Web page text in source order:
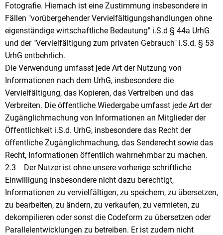
Fotografie. Hiernach ist eine Zustimmung insbesondere in
Fällen "vorübergehender Vervielfältigungshandlungen ohne
eigenständige wirtschaftliche Bedeutung" i.S.d § 44a UrhG
und der "Vervielfältigung zum privaten Gebrauch" i.S.d. § 53
UrhG entbehrlich.
Die Verwendung umfasst jede Art der Nutzung von
Informationen nach dem UrhG, insbesondere die
Vervielfältigung, das Kopieren, das Vertreiben und das
Verbreiten. Die öffentliche Wiedergabe umfasst jede Art der
Zugänglichmachung von Informationen an Mitglieder der
Öffentlichkeit i.S.d. UrhG, insbesondere das Recht der
öffentliche Zugänglichmachung, das Senderecht sowie das
Recht, Informationen öffentlich wahrnehmbar zu machen.
2.3 Der Nutzer ist ohne unsere vorherige schriftliche
Einwilligung insbesondere nicht dazu berechtigt,
Informationen zu vervielfältigen, zu speichern, zu übersetzen,
zu bearbeiten, zu ändern, zu verkaufen, zu vermieten, zu
dekompilieren oder sonst die Codeform zu übersetzen oder
Parallelentwicklungen zu betreiben. Er ist zudem nicht